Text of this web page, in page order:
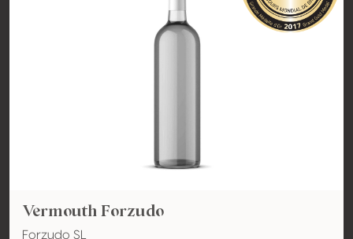
Vermouth Forzudo
Forzudo SL